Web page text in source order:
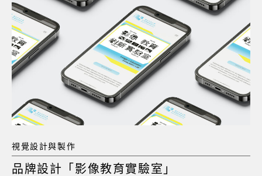
視覺設計與製作
品牌設計「影像教育實驗室」